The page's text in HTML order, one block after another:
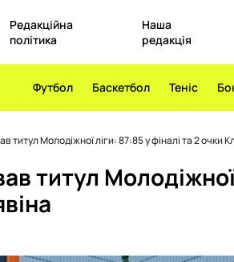
Редакційна
політика
Наша
редакція
Футбол Баскетбол Теніс
титул Молодіжної ліги: 87:85 у фіналі та 2 очки
титул